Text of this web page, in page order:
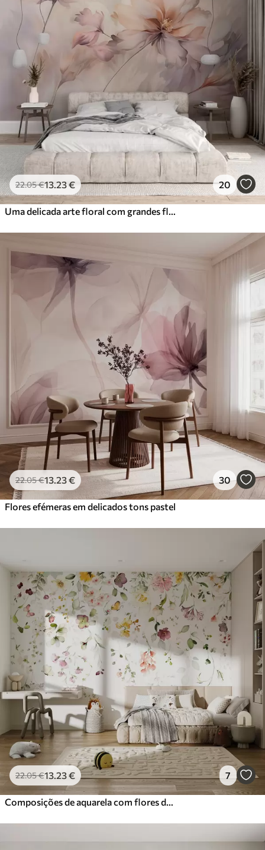
22.05€13 .23€ 20
22.05€13 .23€ 30
Flores efémeras em delicados tons pastel
22.05€13 .23€ 7